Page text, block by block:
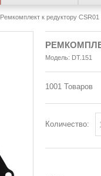
Ремкомплект к редуктору CSR01
Модель: DT.151
1001 Товаров
Количество: